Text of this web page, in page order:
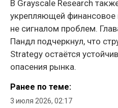
В Grayscale Research
укрепляющей финансовое
не сигналом проблем.
Пандл подчеркнул, что
Strategy остаётся
опасения рынка.
Ранее по теме:
3 июля 2026, 02:17